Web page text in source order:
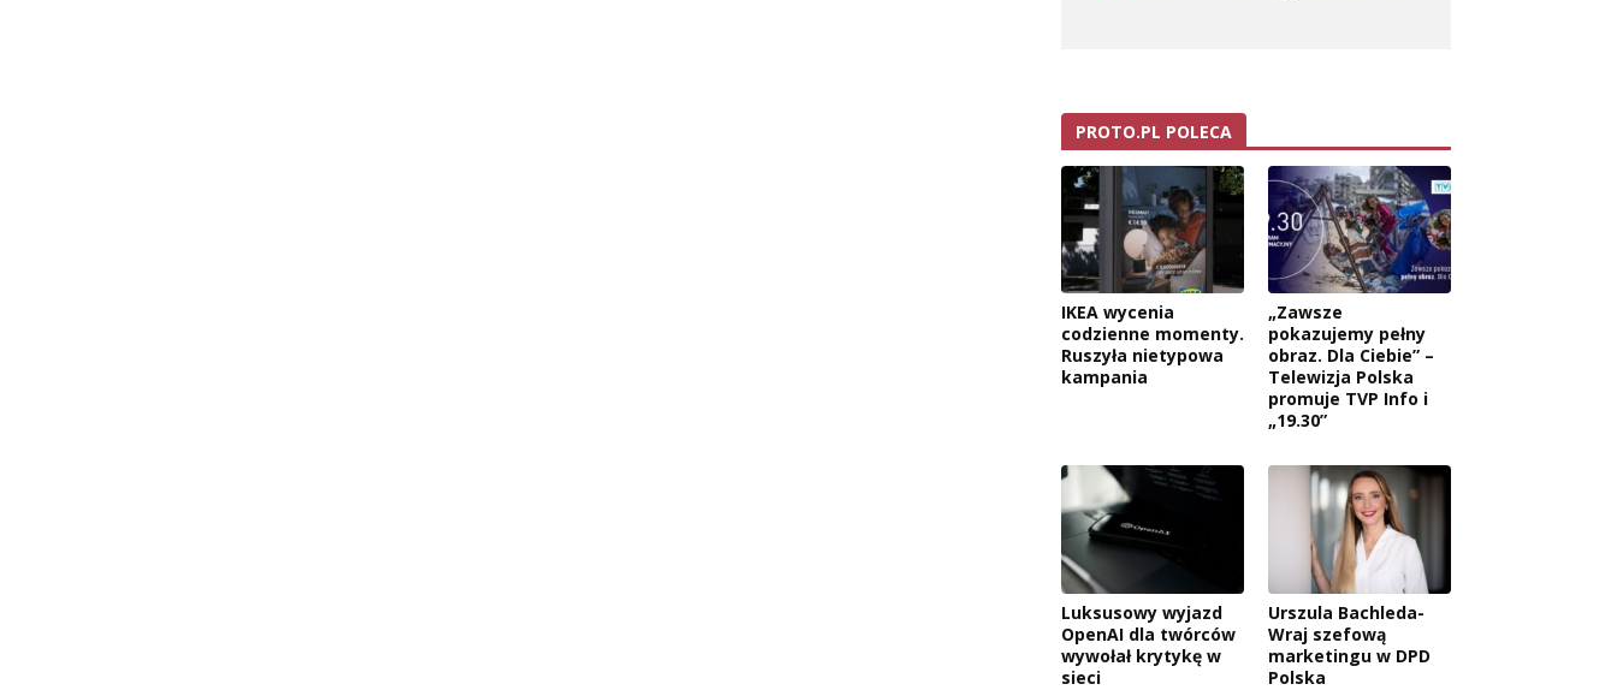
PROTO.PL POLECA
IKEA wycenia
codzienne momenty.
Ruszyła nietypowa
kampania
„Zawsze
pokazujemy pełny
obraz. Dla Ciebie” –
Telewizja Polska
promuje TVP Info i
„19.30”
Luksusowy wyjazd
OpenAI dla twórców
wywołał krytykę w
sieci
Urszula Bachleda-
Wraj szefową
marketingu w DPD
Polska